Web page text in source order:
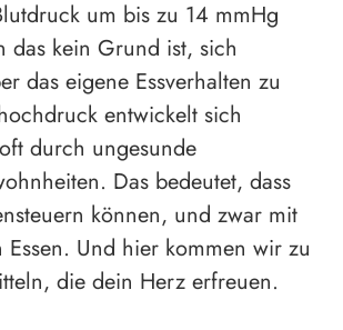
um bis zu 14 mmHg
das kein Grund ist, sich
das eigene Essverhalten zu
entwickelt sich
durch ungesunde
Das bedeutet, dass
können, und zwar mit
Und hier kommen wir zu
die dein Herz erfreuen.